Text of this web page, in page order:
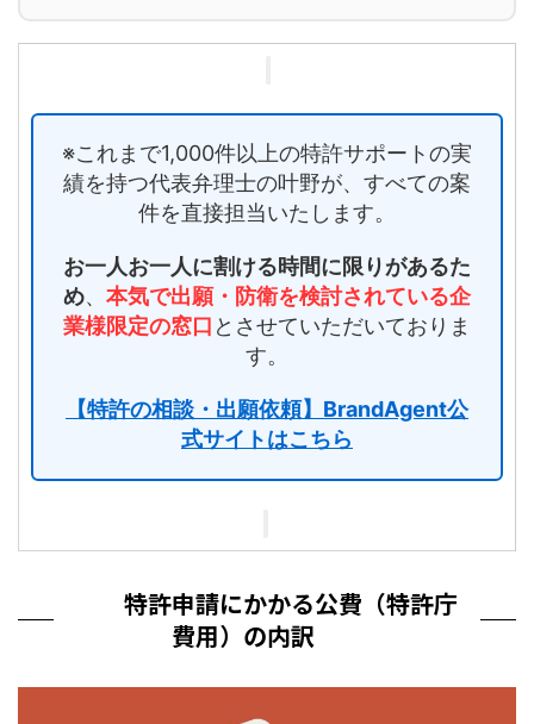
※これまで1,000件以上の特許サポートの実
績を持つ代表弁理士の叶野が、すべての案
件を直接担当いたします。
お一人お一人に割ける時間に限りがあるた
め、 本気で出願・防衛を検討されている企
業様限定の窓口 とさせていただいておりま
す。
【特許の相談・出願依頼】BrandAgent公
式サイトはこちら
特許申請にかかる公費（特許庁
費用）の内訳